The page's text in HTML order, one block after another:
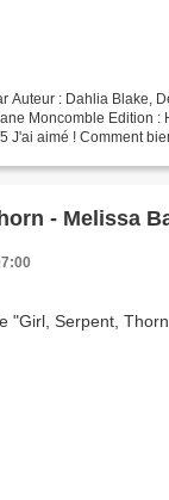
Auteur : Dahlia Blake,
Moncomble Edition :
aimé ! Comment
- Melissa